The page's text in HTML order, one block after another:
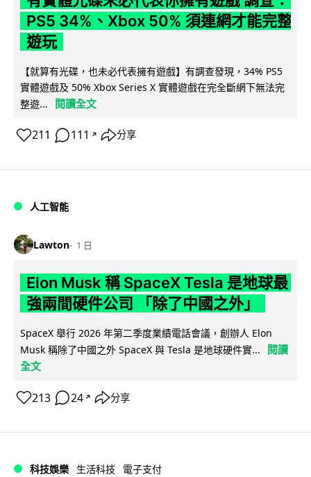
PS5 34%、Xbox 50% 須連網才能完整
遊玩
【就算有光碟，也未必代表擁有遊戲】有調查發現，34% PS5
實體遊戲及 50% Xbox Series X 實體遊戲在完全斷網下無法完
整遊...
閱讀全文
211 111 ↗ 分享
人工智能
Lawton 1 日
Elon Musk 稱 SpaceX Tesla 是地球最
強兩間硬件公司 「除了中國之外」
SpaceX 舉行 2026 年第二季度業績電話會議，創辦人 Elon
Musk 稱除了中國之外 SpaceX 與 Tesla 是地球硬件實...
閱讀
全文
213 24 ↗ 分享
科技娛樂 生活科技 電子支付